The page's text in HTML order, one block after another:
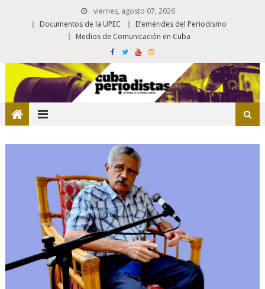
viernes, agosto 07, 2026
Documentos de la UPEC
Efemérides del Periodismo
Medios de Comunicación en Cuba